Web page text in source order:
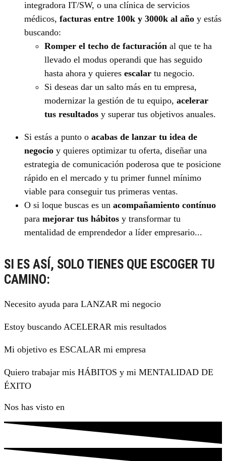
integradora IT/SW, o una clínica de servicios
médicos, facturas entre 100k y 3000k al año y estás
buscando:
Romper el techo de facturación al que te ha
llevado el modus operandi que has seguido
hasta ahora y quieres escalar tu negocio.
Si deseas dar un salto más en tu empresa,
modernizar la gestión de tu equipo, acelerar
tus resultados y superar tus objetivos anuales.
Si estás a punto o acabas de lanzar tu idea de
negocio y quieres optimizar tu oferta, diseñar una
estrategia de comunicación poderosa que te posicione
rápido en el mercado y tu primer funnel mínimo
viable para conseguir tus primeras ventas.
O si loque buscas es un acompañamiento contínuo
para mejorar tus hábitos y transformar tu
mentalidad de emprendedor a líder empresario...
SI ES ASÍ, SOLO TIENES QUE ESCOGER TU
CAMINO:
Necesito ayuda para LANZAR mi negocio
Estoy buscando ACELERAR mis resultados
Mi objetivo es ESCALAR mi empresa
Quiero trabajar mis HÁBITOS y mi MENTALIDAD DE
ÉXITO
Nos has visto en